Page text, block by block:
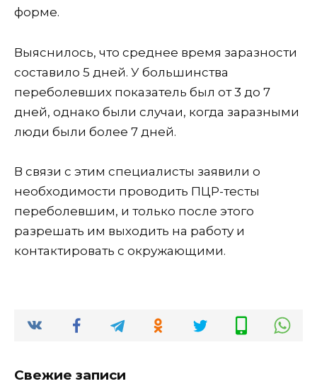
форме.
Выяснилось, что среднее время заразности
составило 5 дней. У большинства
переболевших показатель был от 3 до 7
дней, однако были случаи, когда заразными
люди были более 7 дней.
В связи с этим специалисты заявили о
необходимости проводить ПЦР-тесты
переболевшим, и только после этого
разрешать им выходить на работу и
контактировать с окружающими.
Свежие записи